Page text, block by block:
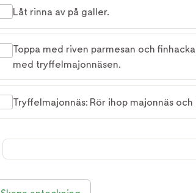
Låt rinna av på galler.
Toppa med riven parmesan och
med tryffelmajonnäsen.
Tryffelmajonnäs: Rör ihop majonnäs